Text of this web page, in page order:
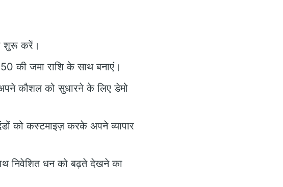
शुरू करें।
की जमा राशि के साथ बनाएं।
अपने कौशल को सुधारने के लिए डेमो
को कस्टमाइज़ करके अपने व्यापार
निवेशित धन को बढ़ते देखने का